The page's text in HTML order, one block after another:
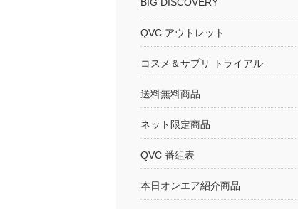
QVC アウトレット
コスメ＆サプリ トライアル
送料無料商品
ネット限定商品
QVC 番組表
本日オンエア紹介商品